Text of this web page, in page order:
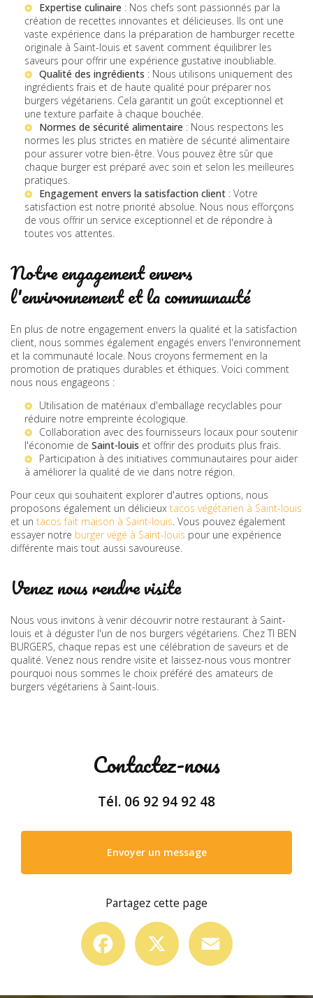
Expertise culinaire : Nos chefs sont passionnés par la
création de recettes innovantes et délicieuses. Ils ont une
vaste expérience dans la préparation de hamburger recette
originale à Saint-louis et savent comment équilibrer les
saveurs pour offrir une expérience gustative inoubliable.
Qualité des ingrédients : Nous utilisons uniquement des
ingrédients frais et de haute qualité pour préparer nos
burgers végétariens. Cela garantit un goût exceptionnel et
une texture parfaite à chaque bouchée.
Normes de sécurité alimentaire : Nous respectons les
normes les plus strictes en matière de sécurité alimentaire
pour assurer votre bien-être. Vous pouvez être sûr que
chaque burger est préparé avec soin et selon les meilleures
pratiques.
Engagement envers la satisfaction client : Votre
satisfaction est notre priorité absolue. Nous nous efforçons
de vous offrir un service exceptionnel et de répondre à
toutes vos attentes.
Notre engagement envers
l'environnement et la communauté
En plus de notre engagement envers la qualité et la satisfaction
client, nous sommes également engagés envers l'environnement
et la communauté locale. Nous croyons fermement en la
promotion de pratiques durables et éthiques. Voici comment
nous nous engageons :
Utilisation de matériaux d'emballage recyclables pour
réduire notre empreinte écologique.
Collaboration avec des fournisseurs locaux pour soutenir
l'économie de Saint-louis et offrir des produits plus frais.
Participation à des initiatives communautaires pour aider
à améliorer la qualité de vie dans notre région.
Pour ceux qui souhaitent explorer d'autres options, nous
proposons également un délicieux tacos végétarien à Saint-louis
et un tacos fait maison à Saint-louis. Vous pouvez également
essayer notre burger végé à Saint-louis pour une expérience
différente mais tout aussi savoureuse.
Venez nous rendre visite
Nous vous invitons à venir découvrir notre restaurant à Saint-
louis et à déguster l'un de nos burgers végétariens. Chez TI BEN
BURGERS, chaque repas est une célébration de saveurs et de
qualité. Venez nous rendre visite et laissez-nous vous montrer
pourquoi nous sommes le choix préféré des amateurs de
burgers végétariens à Saint-louis.
Contactez-nous
Tél. 06 92 94 92 48
Envoyer un message
Partagez cette page
Facebook